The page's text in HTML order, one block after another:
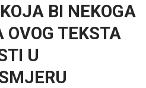
BI NEKOGA
OVOG TEKSTA
U